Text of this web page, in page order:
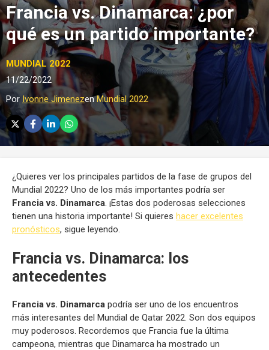
Francia vs. Dinamarca: ¿por
qué es un partido importante?
MUNDIAL 2022
11/22/2022
Por Ivonne JimenezenMundial 2022
¿Quieres ver los principales partidos de la fase de grupos del
Mundial 2022? Uno de los más importantes podría ser
Francia vs. Dinamarca. ¡Estas dos poderosas selecciones
tienen una historia importante! Si quieres hacer excelentes
pronósticos, sigue leyendo.
Francia vs. Dinamarca: los
antecedentes
Francia vs. Dinamarca podría ser uno de los encuentros
más interesantes del Mundial de Qatar 2022. Son dos equipos
muy poderosos. Recordemos que Francia fue la última
campeona, mientras que Dinamarca ha mostrado un